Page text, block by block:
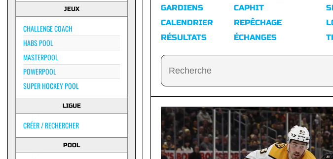
JEUX
CHALLENGE COACH
HABS POOL
MASTERPOOL
POWERPOOL
SUPER HOCKEY POOL
LIGUE
CRÉER / RECHERCHER
POOL
GARDIENS
CALENDRIER
RÉSULTATS
CAPHIT
REPÊCHAGE
ÉCHANGES